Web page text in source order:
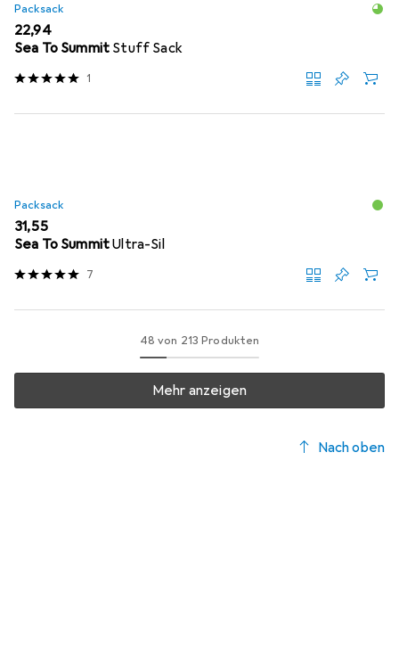
Packsack
EUR
22,94
Sea To Summit Stuff Sack
1
Packsack
EUR
31,55
Sea To SummitUltra-Sil
7
48 von 213 Produkten
Mehr anzeigen
Nach oben